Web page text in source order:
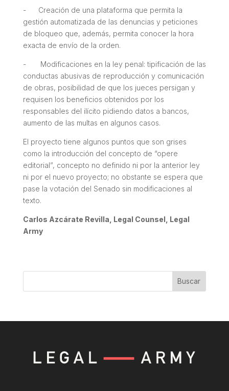
- Creación de una plataforma que permita la
gestión automatizada de las denuncias y peticiones
de bloqueo que, además, permita conocer la hora
exacta de envío de la orden.
- Modificaciones en la ley penal: tipificación de las
conductas abusivas de reproducción y comunicación
de obras, posibilidad de que los jueces persigan y
requisen los beneficios obtenidos por los
responsables del ilícito pidiendo datos a bancos,
aumento de las multas en algunos casos.
El proyecto tiene algunos puntos que son grises
como la introducción del concepto de “opere
editorial”, concepto no definido ni por la anterior ley
ni por el nuevo proyecto; no obstante se espera que
pase la votación del Senado sin modificaciones al
texto.
Carlos Azcárate Revilla, Legal Counsel, Legal
Army
Buscar